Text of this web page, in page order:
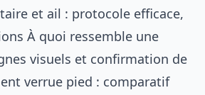
et ail : protocole efficace,
À quoi ressemble une
visuels et confirmation de
verrue pied : comparatif